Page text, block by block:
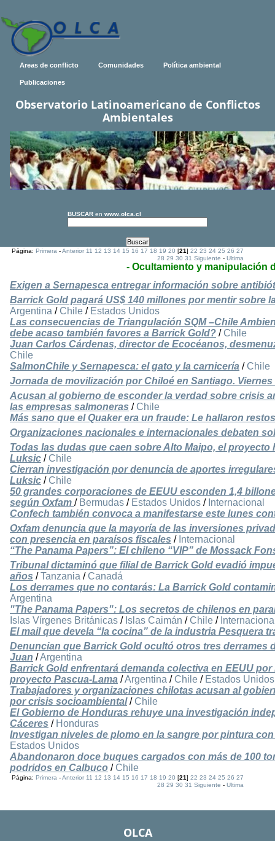
Areas de conflicto Comunidades Política ambiental
Publicaciones
Observatorio Latinoamericano de Conflictos
Ambientales
BUSCAR en www.olca.cl
Página:Primera -Anterior 11 12 13 14 15 16 17 18 19 20 [21]22 23 24 25 26 27
28 29 30 31 Siguiente -Ultima
- Ocultamiento y manipulación
Exigen a Sernapesca entregar información sobre
Barrick Gold pagará US$ 140 millones por mentir sobre
Argentina / Chile / Estados Unidos
Las consecuencias de Triangulación SQM –Chile
debe acaso también favores a Barrick Gold? / Chile
Juan Carlos Cárdenas, director de Ecocéanos,
Chile
SalmonChile y Sernapesca: el gato y la carnicería / Chile
Jornada de movilización por Chiloé en Santiago. Viernes
Acusan al gobierno de esconder la verdad sobre crisis
las empresas salmoneras / Chile
Más sano que el Quaker era un fraude: Le hallaron
Organizaciones nacionales e internacionales debaten
Todas las dudas que caen sobre Alto Maipo, el
Luksic / Chile
Cierran investigación por denuncia de aportes
Luksic / Chile
50 grandes corporaciones de EEUU esconden 1,4
según Oxfam / Bermudas / Estados Unidos / Internacional
Confech también convoca a manifestarse este lunes
Oxfam denuncia que la mayoría de las inversiones
con presencia en paraísos fiscales / Internacional
“The Panama Papers”: El chileno “VIP” de Mossack
Tribunal dictaminó que filial de Barrick Gold evadió
años /Tanzania / Canadá
Los derrames que no contarás: La Barrick Gold
Argentina
"The Panama Papers": Los secretos de chilenos en
Islas Vírgenes Británicas / Islas Caimán / Chile /
El mail que devela “la cocina” de la industria Pesquera
Denuncian que Barrick Gold ocultó otros tres derrames
Juan /Argentina
Barrick Gold enfrentará demanda colectiva en EEUU
proyecto Pascua-Lama /Argentina / Chile / Estados Unidos
Trabajadores y organizaciones chilotas acusan al
por crisis socioambiental/ Chile
El Gobierno de Honduras rehuye una investigación
Cáceres / Honduras
Investigan niveles de plomo en la sangre por pintura
Estados Unidos
Abandonaron doce buques cargados con más de 100
podridos en Calbuco / Chile
Página:Primera -Anterior 11 12 13 14 15 16 17 18 19 20 [21]22 23 24 25 26 27
28 29 30 31 Siguiente -Ultima
OLCA